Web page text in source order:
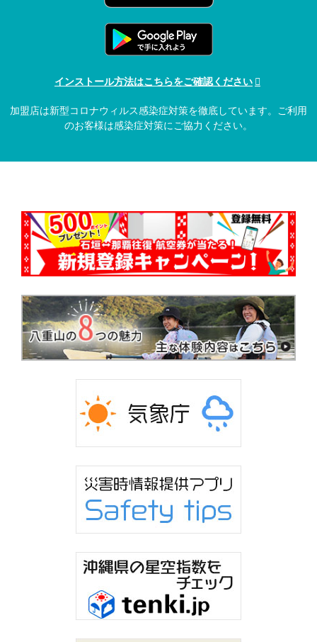
インストール方法はこちらをご確認ください
加盟店は新型コロナウィルス感染症対策を徹底しています。ご利用
のお客様は感染症対策にご協力ください。